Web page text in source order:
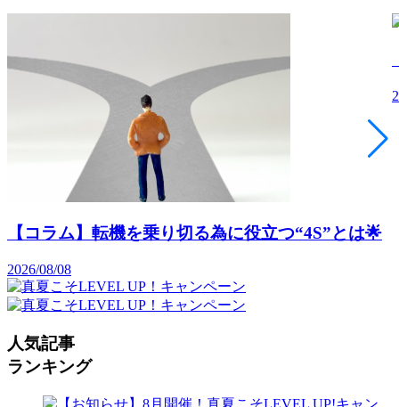
【コラム】転機を乗り切る為に役立つ“4S”とは🌟
2026/08/08
人気記事
ランキング